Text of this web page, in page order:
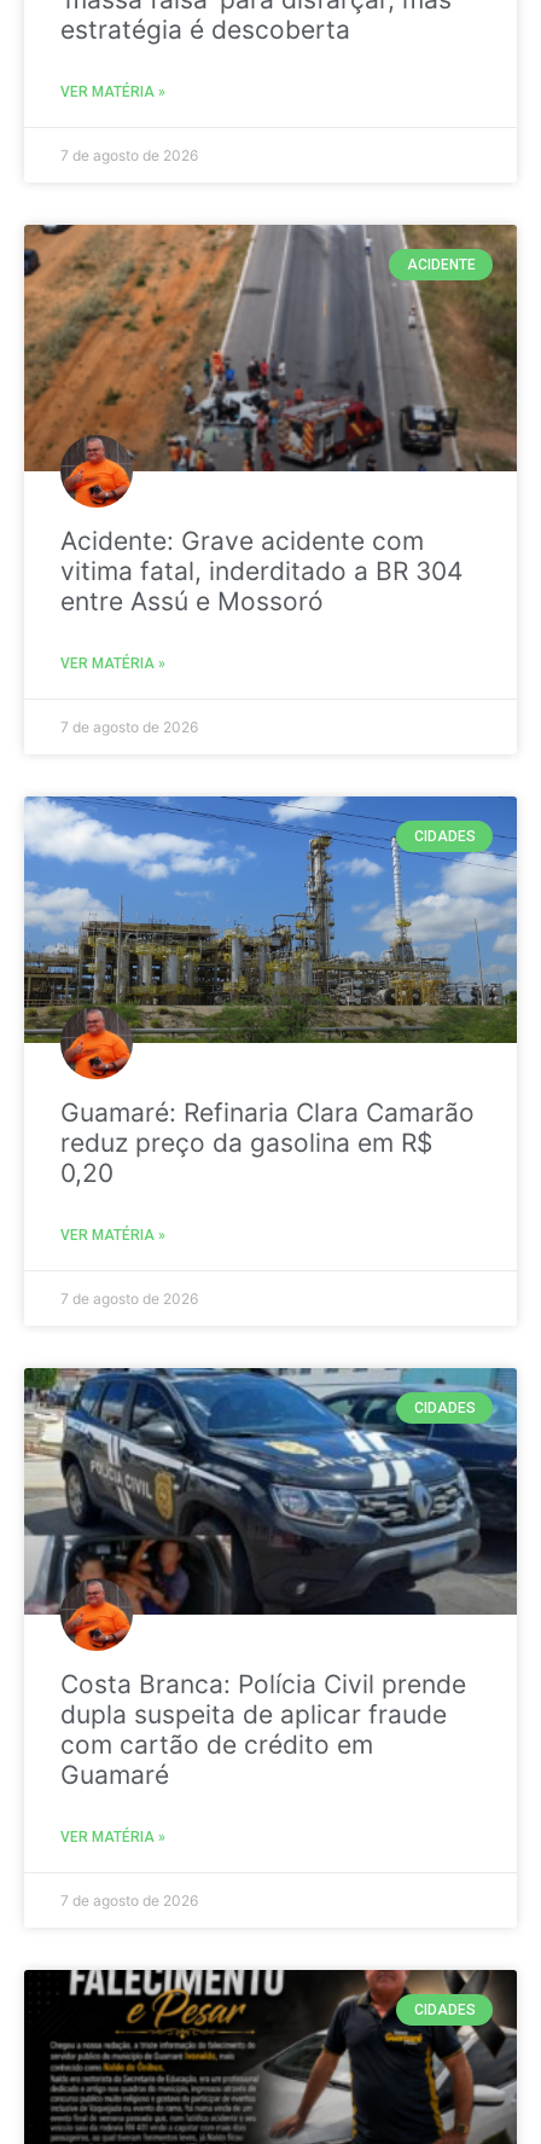
estratégia é descoberta
VER MATÉRIA »
7 de agosto de 2026
ACIDENTE
Acidente: Grave acidente com
vitima fatal, inderditado a BR 304
entre Assú e Mossoró
VER MATÉRIA »
7 de agosto de 2026
CIDADES
Guamaré: Refinaria Clara Camarão
reduz preço da gasolina em R$
0,20
VER MATÉRIA »
7 de agosto de 2026
CIDADES
Costa Branca: Polícia Civil prende
dupla suspeita de aplicar fraude
com cartão de crédito em
Guamaré
VER MATÉRIA »
7 de agosto de 2026
CIDADES